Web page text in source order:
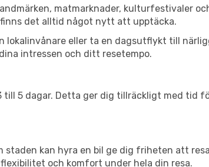
matmarknader, kulturfestivaler
det alltid något nytt att upptäcka.
lokalinvånare eller ta en dagsutflykt till
intressen och ditt resetempo.
till 5 dagar. Detta ger dig tillräckligt med tid
kan hyra en bil ge dig friheten att
och komfort under hela din resa.